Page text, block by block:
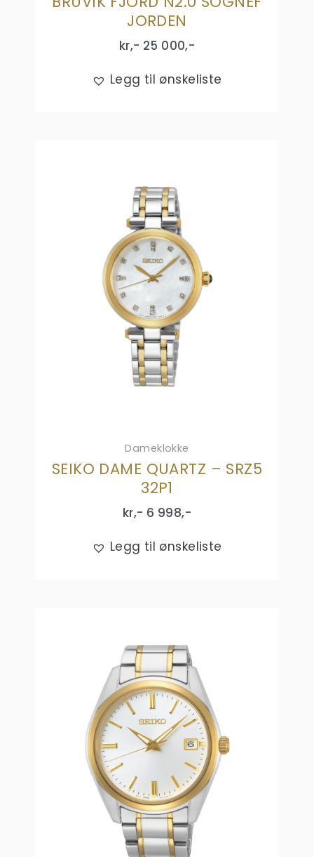
JORDEN
kr,- 25 000,-
Legg til ønskeliste
Dameklokke
SEIKO DAME QUARTZ – SRZ5
32P1
kr,- 6 998,-
Legg til ønskeliste